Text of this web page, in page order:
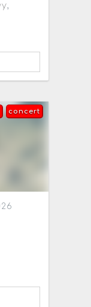
,
concert